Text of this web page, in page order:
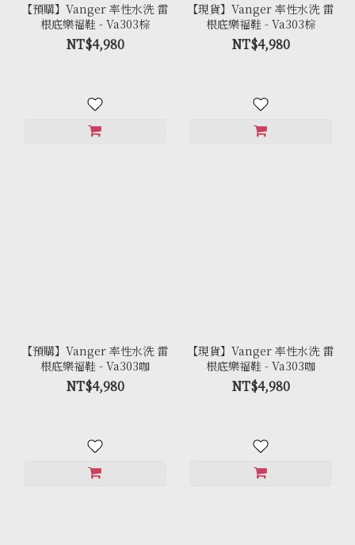
【預購】Vanger 率性水洗 雷
根底樂福鞋 - Va303棕
NT$4,980
【現貨】Vanger 率性水洗 雷
根底樂福鞋 - Va303棕
NT$4,980
【預購】Vanger 率性水洗 雷
根底樂福鞋 - Va303咖
NT$4,980
【現貨】Vanger 率性水洗 雷
根底樂福鞋 - Va303咖
NT$4,980